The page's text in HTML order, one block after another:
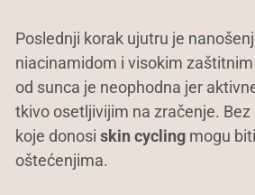
Poslednji korak ujutru je
niacinamidom i visokim
od sunca je neophodna jer
tkivo osetljivijim na zračenje. Bez
koje donosi skin cycling mogu
oštećenjima.